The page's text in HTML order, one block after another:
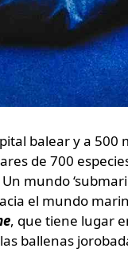
balear y a
de 700
mundo
el mundo
, que tiene lugar
ballenas